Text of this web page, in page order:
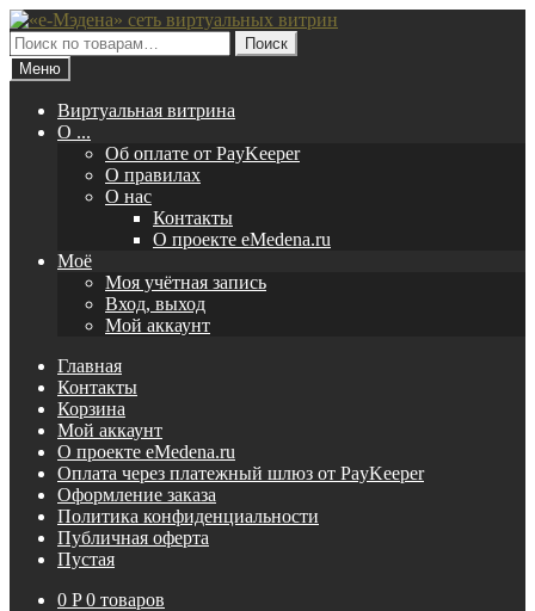
Перейти
к
навигации
Перейти
к
содержимому
Искать:
Поиск
Меню
Виртуальная витрина
O ...
Об оплате от PayKeeper
О правилах
О нас
Контакты
О проекте eMedena.ru
Моё
Моя учётная запись
Вход, выход
Мой аккаунт
Главная
Контакты
Корзина
Мой аккаунт
О проекте eMedena.ru
Оплата через платежный шлюз от PayKeeper
Оформление заказа
Политика конфиденциальности
Публичная оферта
Пустая
0 P 0 товаров